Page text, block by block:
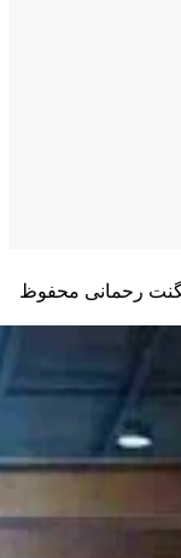
رحمانی محفوظ